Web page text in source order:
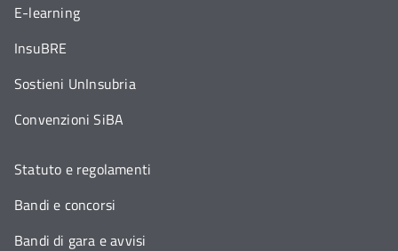
E-learning
InsuBRE
Sostieni UnInsubria
Convenzioni SiBA
Statuto e regolamenti
Bandi e concorsi
Bandi di gara e avvisi